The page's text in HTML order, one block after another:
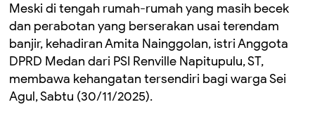
Meski di tengah rumah-rumah yang masih becek
dan perabotan yang berserakan usai terendam
banjir, kehadiran Amita Nainggolan, istri Anggota
DPRD Medan dari PSI Renville Napitupulu, ST,
membawa kehangatan tersendiri bagi warga Sei
Agul, Sabtu (30/11/2025).